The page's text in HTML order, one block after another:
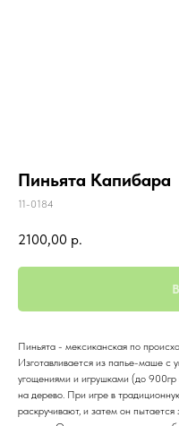
Пиньята Капибара
11-0184
2100,00 р.
Пиньята - мексиканская по
Изготавливается из папье-маше с
угощениями и игрушками (до 900гр
на дерево. При игре в
раскручивают, и затем он